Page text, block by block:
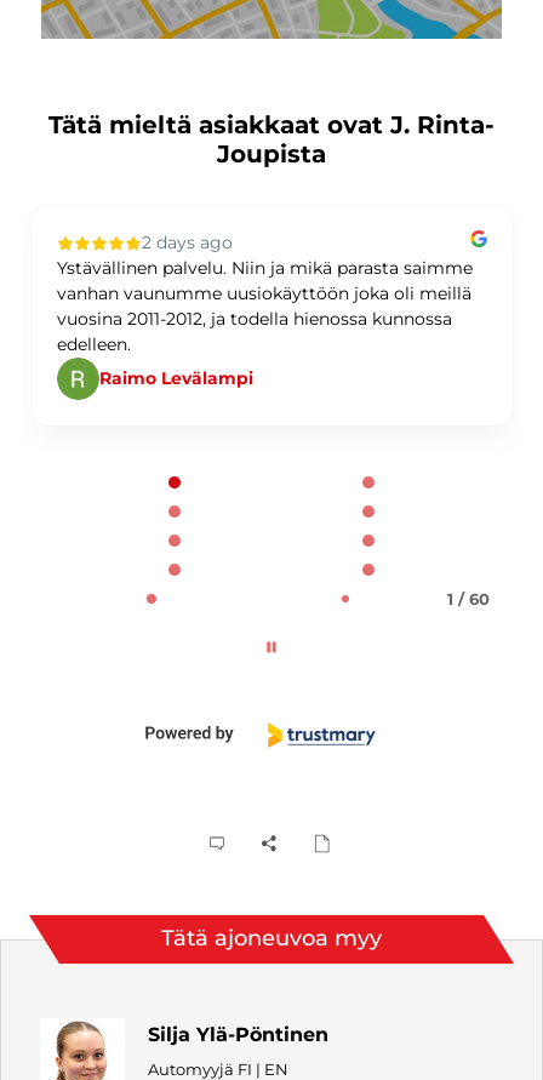
Tätä mieltä asiakkaat ovat J. Rinta-
Joupista
2 days ago
Ystävällinen palvelu. Niin ja mikä parasta saimme
vanhan vaunumme uusiokäyttöön joka oli meillä
vuosina 2011-2012, ja todella hienossa kunnossa
edelleen.
Raimo Levälampi
1 / 60
Tätä ajoneuvoa myy
Silja Ylä-Pöntinen
Automyyjä FI | EN